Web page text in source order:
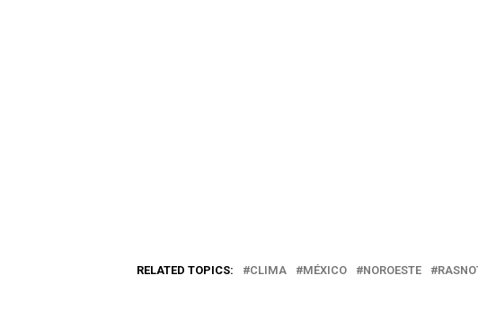
RELATED TOPICS: CLIMA MÉXICO NOROESTE